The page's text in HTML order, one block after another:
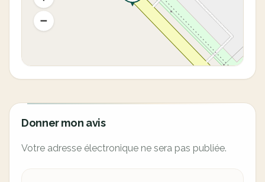
Donner mon avis
Votre adresse électronique ne sera pas publiée.